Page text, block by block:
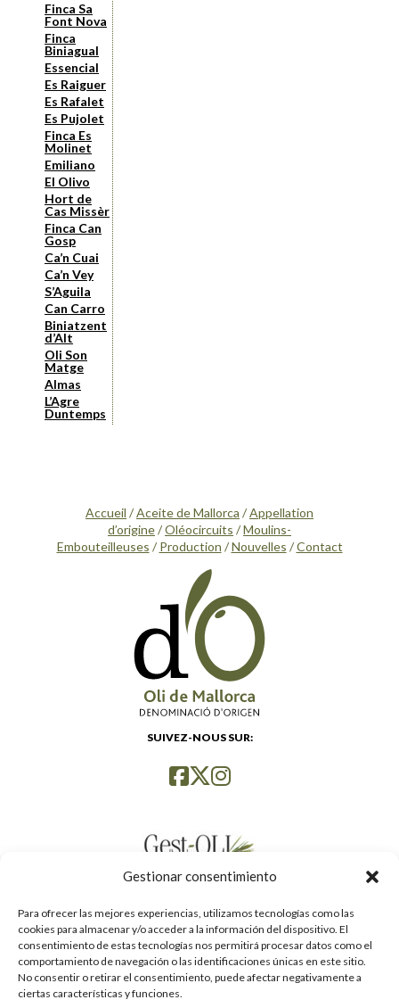
Gestionar consentimiento
Para ofrecer las mejores experiencias, utilizamos tecnologías como las
cookies para almacenar y/o acceder a la información del dispositivo. El
consentimiento de estas tecnologías nos permitirá procesar datos como el
comportamiento de navegación o las identificaciones únicas en este sitio.
No consentir o retirar el consentimiento, puede afectar negativamente a
ciertas características y funciones.
Finca Sa
Font Nova
Finca
Biniagual
Essencial
Es Raiguer
Es Rafalet
Es Pujolet
Finca Es
Molinet
Emiliano
El Olivo
Hort de
Cas Missèr
Finca Can
Gosp
Ca’n Cuai
Ca’n Vey
S’Aguila
Can Carro
Biniatzent
d’Alt
Oli Son
Matge
Almas
L’Agre
Duntemps
Accueil /Aceite de Mallorca /Appellation
d’origine/Oléocircuits /Moulins-
Embouteilleuses / Production /Nouvelles /Contact
SUIVEZ-NOUS SUR: